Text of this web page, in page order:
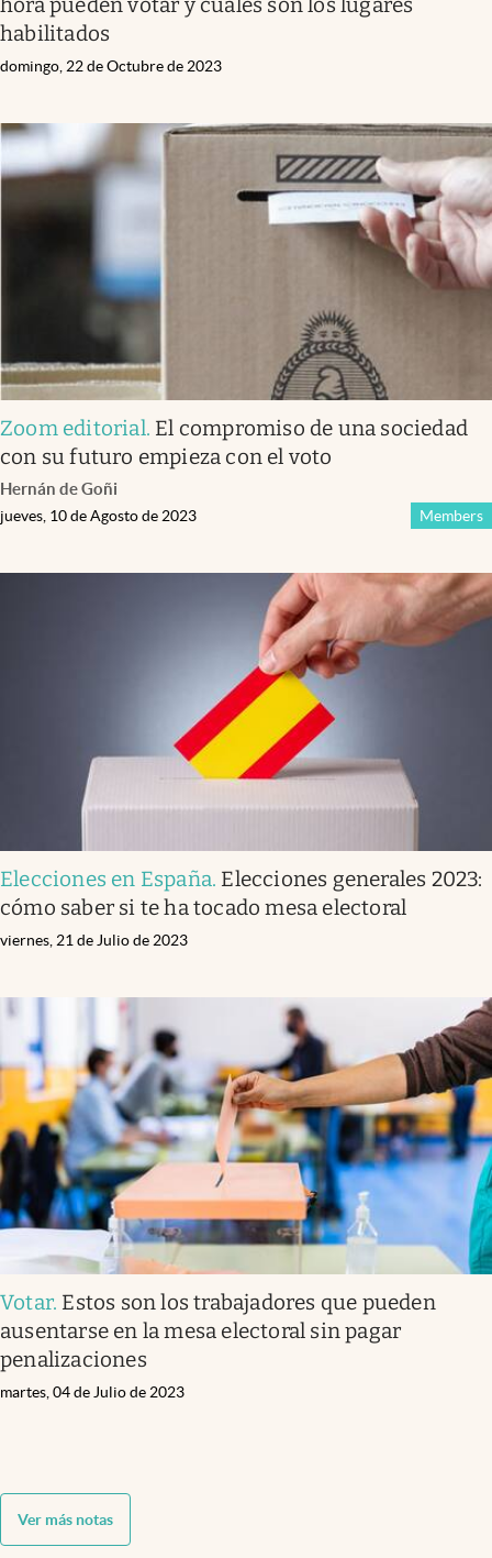
habilitados
domingo, 22 de Octubre de 2023
Zoom editorial. El compromiso de una sociedad
con su futuro empieza con el voto
Hernán de Goñi
Members
jueves, 10 de Agosto de 2023
Elecciones en España. Elecciones generales 2023:
cómo saber si te ha tocado mesa electoral
viernes, 21 de Julio de 2023
Votar. Estos son los trabajadores que pueden
ausentarse en la mesa electoral sin pagar
penalizaciones
martes, 04 de Julio de 2023
Ver más notas